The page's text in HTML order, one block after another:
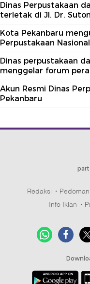
Dinas Perpustakaan
terletak di Jl. Dr.
Kota Pekanbaru
Perpustakaan
Dinas perpustakaan
menggelar forum
Akun Resmi Dinas
Pekanbaru
Redaksi
Info Iklan